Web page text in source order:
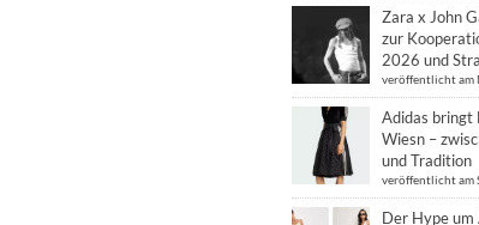
Zara x John
zur
2026 und
veröffentlicht am
Adidas bringt
Wiesn –
und Tradition
veröffentlicht am
Der Hype um